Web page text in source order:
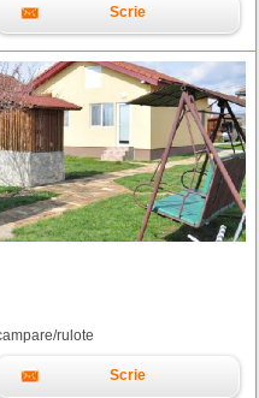
Scrie
rulote
Scrie